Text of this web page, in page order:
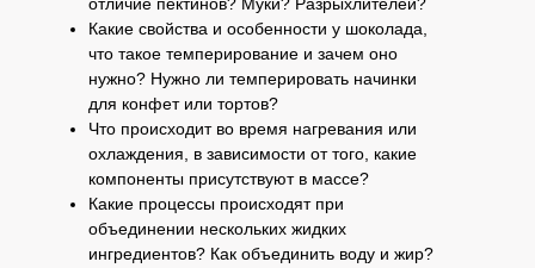
Какие свойства и особенности у шоколада,
что такое темперирование и зачем оно
нужно? Нужно ли темперировать начинки
для конфет или тортов?
Что происходит во время нагревания или
охлаждения, в зависимости от того, какие
компоненты присутствуют в массе?
Какие процессы происходят при
объединении нескольких жидких
ингредиентов? Как объединить воду и жир?